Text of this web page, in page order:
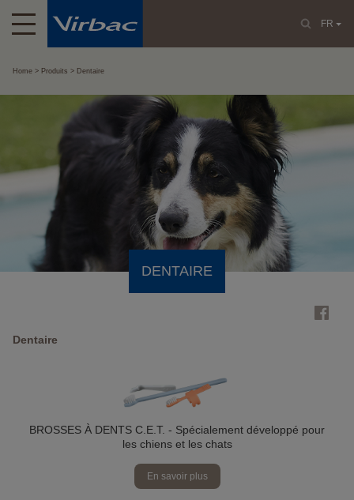
FR
Home Produits Dentaire
DENTAIRE
Dentaire
BROSSES À DENTS C.E.T. - Spécialement développé pour
les chiens et les chats
En savoir plus